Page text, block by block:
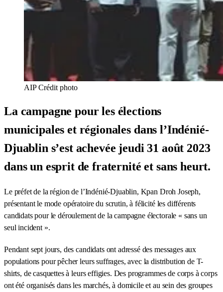
AIP Crédit photo
La campagne pour les élections
municipales et régionales dans l’Indénié-
Djuablin s’est achevée jeudi 31 août 2023
dans un esprit de fraternité et sans heurt.
Le préfet de la région de l’Indénié-Djuablin, Kpan Droh Joseph,
présentant le mode opératoire du scrutin, à félicité les différents
candidats pour le déroulement de la campagne électorale « sans un
seul incident ».
Pendant sept jours, des candidats ont adressé des messages aux
populations pour pêcher leurs suffrages, avec la distribution de T-
shirts, de casquettes à leurs effigies. Des programmes de corps à corps
ont été organisés dans les marchés, à domicile et au sein des groupes